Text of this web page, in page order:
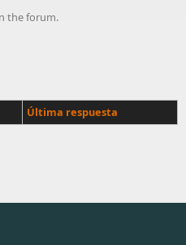
the forum.
Última respuesta